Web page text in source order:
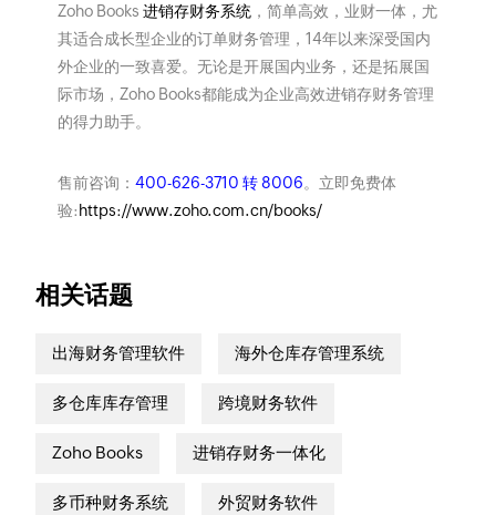
Zoho Books 进销存财务系统，简单高效，业财一体，尤
其适合成长型企业的订单财务管理，14年以来深受国内
外企业的一致喜爱。无论是开展国内业务，还是拓展国
际市场，Zoho Books都能成为企业高效进销存财务管理
的得力助手。
售前咨询： 400-626-3710 转 8006。立即免费体
验: https://www.zoho.com.cn/books/
相关话题
出海财务管理软件 海外仓库存管理系统
多仓库库存管理 跨境财务软件
Zoho Books 进销存财务一体化
多币种财务系统 外贸财务软件